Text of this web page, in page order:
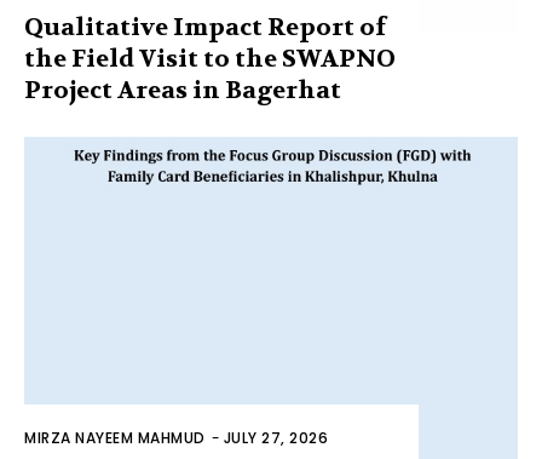
Qualitative Impact Report of
the Field Visit to the SWAPNO
Project Areas in Bagerhat
MIRZA NAYEEM MAHMUD - JULY 27, 2026